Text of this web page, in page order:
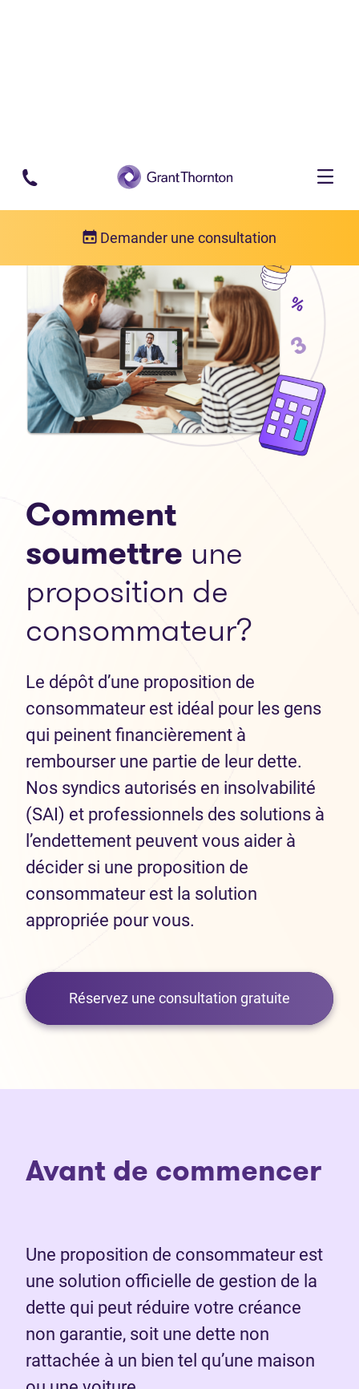
Comment
soumettre une
proposition de
consommateur?
Le dépôt d’une proposition de
consommateur est idéal pour les gens
qui peinent financièrement à
rembourser une partie de leur dette.
Nos syndics autorisés en insolvabilité
(SAI) et professionnels des solutions à
l’endettement peuvent vous aider à
décider si une proposition de
consommateur est la solution
appropriée pour vous.
Réservez une consultation gratuite
Avant de commencer
Une proposition de consommateur est
une solution officielle de gestion de la
dette qui peut réduire votre créance
non garantie, soit une dette non
rattachée à un bien tel qu’une maison